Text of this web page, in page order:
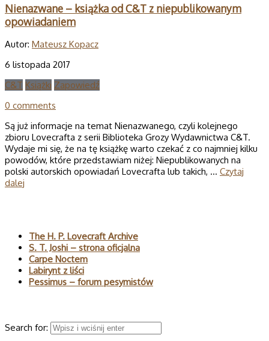
Nienazwane – książka od C&T z niepublikowanym
opowiadaniem
Autor: Mateusz Kopacz
6 listopada 2017
C&T Książki Zapowiedź
0 comments
Są już informacje na temat Nienazwanego, czyli kolejnego
zbioru Lovecrafta z serii Biblioteka Grozy Wydawnictwa C&T.
Wydaje mi się, że na tę książkę warto czekać z co najmniej kilku
powodów, które przedstawiam niżej: Niepublikowanych na
polski autorskich opowiadań Lovecrafta lub takich, … Czytaj
dalej
The H. P. Lovecraft Archive
S. T. Joshi – strona oficjalna
Carpe Noctem
Labirynt z liści
Pessimus – forum pesymistów
Search for: